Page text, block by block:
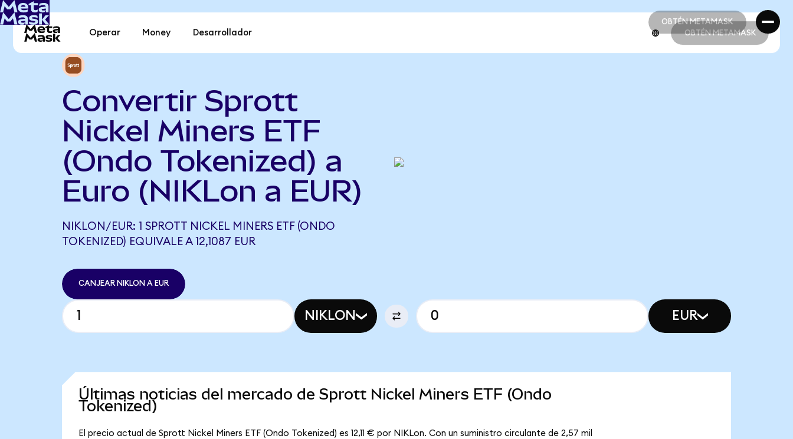
OBTÉN METAMASK
OBTÉN METAMASK
Operar Money Desarrollador OBTÉN METAMASK
Convertir Sprott
Nickel Miners ETF
(Ondo Tokenized) a
Euro (NIKLon a EUR)
NIKLON/EUR: 1 SPROTT NICKEL MINERS ETF (ONDO
TOKENIZED) EQUIVALE A 12,1087 EUR
CANJEAR NIKLON A EUR
NIKLON EUR
Últimas noticias del mercado de Sprott Nickel Miners ETF (Ondo
Tokenized)
El precio actual de Sprott Nickel Miners ETF (Ondo Tokenized) es 12,11 € por NIKLon. Con un suministro circulante de 2,57 mil